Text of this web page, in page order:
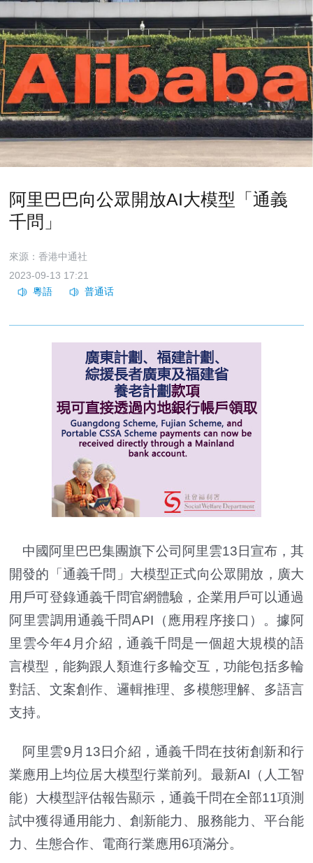
阿里巴巴向公眾開放AI大模型「通義
千問」
來源：香港中通社
2023-09-13 17:21
中國阿里巴巴集團旗下公司阿里雲13日宣布，其
開發的「通義千問」大模型正式向公眾開放，廣大
用戶可登錄通義千問官網體驗，企業用戶可以通過
阿里雲調用通義千問API（應用程序接口）。據阿
里雲今年4月介紹，通義千問是一個超大規模的語
言模型，能夠跟人類進行多輪交互，功能包括多輪
對話、文案創作、邏輯推理、多模態理解、多語言
支持。
阿里雲9月13日介紹，通義千問在技術創新和行
業應用上均位居大模型行業前列。最新AI（人工智
能）大模型評估報告顯示，通義千問在全部11項測
試中獲得通用能力、創新能力、服務能力、平台能
力、生態合作、電商行業應用6項滿分。